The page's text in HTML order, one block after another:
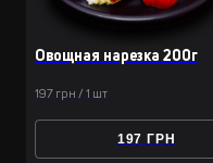
Овощная нарезка 200г
197 грн / 1 шт
197 ГРН